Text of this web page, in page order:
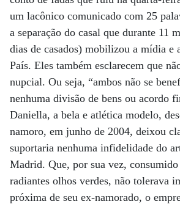
um lacônico comunicado com 25
a separação do casal que durante 11
dias de casados) mobilizou a mídia e
País. Eles também esclarecem que
nupcial. Ou seja, “ambos não se
nenhuma divisão de bens ou acordo
Daniella, a bela e atlética modelo,
namoro, em junho de 2004, deixou
suportaria nenhuma infidelidade do
Madrid. Que, por sua vez,
radiantes olhos verdes, não tolerava
próxima de seu ex-namorado, o